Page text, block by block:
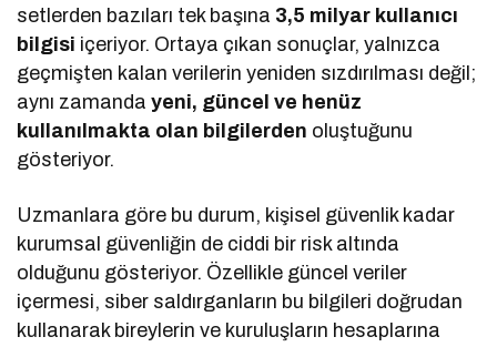
setlerden bazıları tek başına 3,5 milyar kullanıcı
bilgisi içeriyor. Ortaya çıkan sonuçlar, yalnızca
geçmişten kalan verilerin yeniden sızdırılması değil;
aynı zamandayeni, güncel ve henüz
kullanılmakta olan bilgilerden oluştuğunu
gösteriyor.
Uzmanlara göre bu durum, kişisel güvenlik kadar
kurumsal güvenliğin de ciddi bir risk altında
olduğunu gösteriyor. Özellikle güncel veriler
içermesi, siber saldırganların bu bilgileri doğrudan
kullanarak bireylerin ve kuruluşların hesaplarına